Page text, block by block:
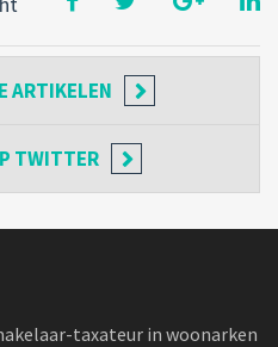
ARTIKELEN
TWITTER
taxateur in woonarken